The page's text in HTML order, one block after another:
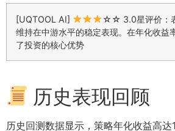
[UQTOOL AI]
☆☆ 3.0星评价：
维持在中游水平的稳定表现。在年化收益
了投资的核心优势
历史表现回顾
历史回测数据显示，策略年化收益高